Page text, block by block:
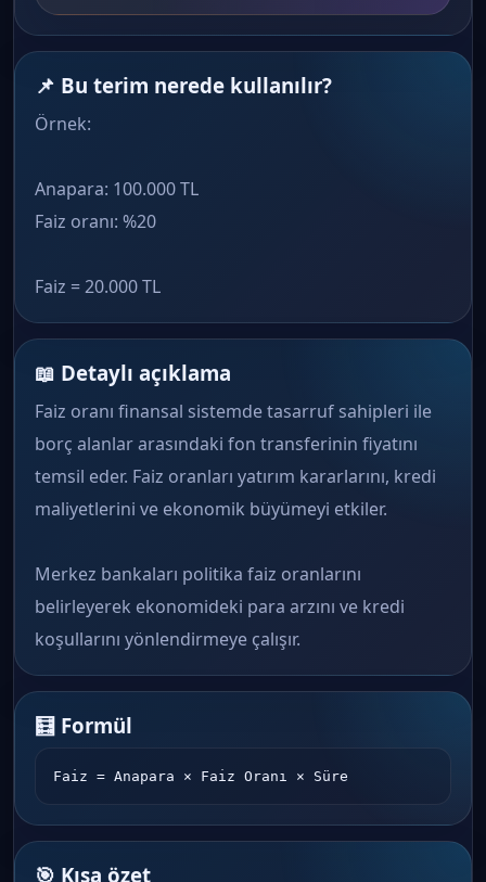
📌 Bu terim nerede kullanılır?
Örnek:
Anapara: 100.000 TL
Faiz oranı: %20
Faiz = 20.000 TL
📖 Detaylı açıklama
Faiz oranı finansal sistemde tasarruf sahipleri ile
borç alanlar arasındaki fon transferinin fiyatını
temsil eder. Faiz oranları yatırım kararlarını, kredi
maliyetlerini ve ekonomik büyümeyi etkiler.
Merkez bankaları politika faiz oranlarını
belirleyerek ekonomideki para arzını ve kredi
koşullarını yönlendirmeye çalışır.
🧮 Formül
Faiz = Anapara × Faiz Oranı × Süre
🎯 Kısa özet